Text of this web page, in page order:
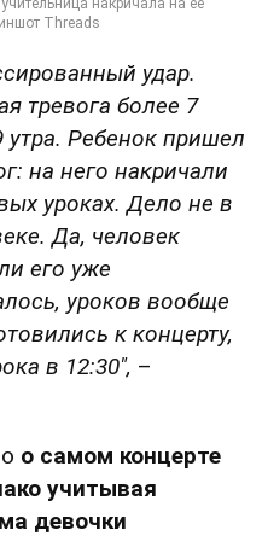
удар.
тревога более 7
утра. Ребенок пришел
на него накричали
уроках. Дело не в
Да, человек
его уже
уроков вообще
к концерту,
в 12:30", –
о самом концерте
учитывая
девочки